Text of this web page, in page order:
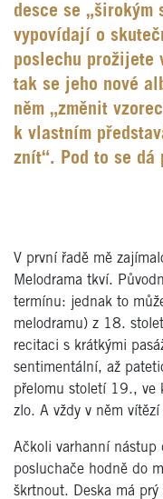
desce se „širokým
vypovídají o
poslechu prožijete
tak se jeho nové
něm „změnit
k vlastním
znít“. Pod to se dá
V první řadě mě
Melodrama tkví.
termínu: jednak to
melodramu) z 18.
recitaci s krátkými
sentimentální, až
přelomu století 19., ve
zlo. A vždy v něm vítězí
Ačkoli varhanní nástup
posluchače hodně do
škrtnout. Deska má